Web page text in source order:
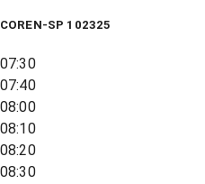
COREN-SP 102325
07:30
07:40
08:00
08:10
08:20
08:30